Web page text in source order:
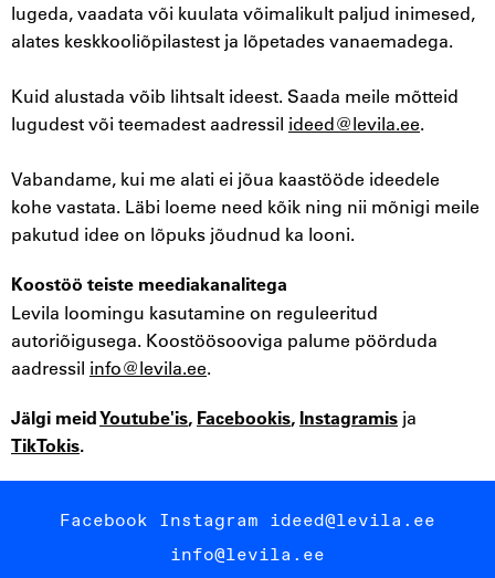
lugeda, vaadata või kuulata võimalikult paljud inimesed,
alates keskkooliõpilastest ja lõpetades vanaemadega.
Kuid alustada võib lihtsalt ideest. Saada meile mõtteid
lugudest või teemadest aadressil ideed@levila.ee.
Vabandame, kui me alati ei jõua kaastööde ideedele
kohe vastata. Läbi loeme need kõik ning nii mõnigi meile
pakutud idee on lõpuks jõudnud ka looni.
Koostöö teiste meediakanalitega
Levila loomingu kasutamine on reguleeritud
autoriõigusega. Koostöösooviga palume pöörduda
aadressil info@levila.ee.
Jälgi meidYoutube'is, Facebookis, Instagramis ja
TikTokis.
Facebook Instagram ideed@levila.ee
info@levila.ee